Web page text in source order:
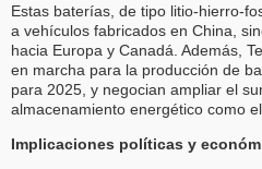
Estas baterías, de tipo litio-hierro-
a vehículos fabricados en China,
hacia Europa y Canadá. Además,
en marcha para la producción de
para 2025, y negocian ampliar el
almacenamiento energético como
Implicaciones políticas y